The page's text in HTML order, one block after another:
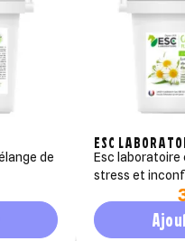
ESC
esc laboratoire camomille matricaire
stress et